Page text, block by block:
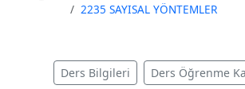
2235 SAYISAL YÖNTEMLER
Ders Bilgileri Ders Öğrenme